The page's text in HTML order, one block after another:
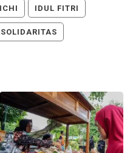
IDUL FITRI
SOLIDARITAS